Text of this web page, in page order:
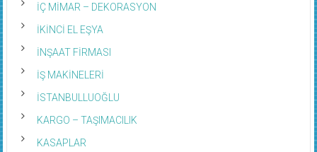
İÇ MİMAR – DEKORASYON
İKİNCİ EL EŞYA
İNŞAAT FİRMASI
İŞ MAKİNELERİ
İSTANBULLUOĞLU
KARGO – TAŞIMACILIK
KASAPLAR